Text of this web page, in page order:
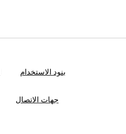
بنود الاستخدام
جهات الاتصال